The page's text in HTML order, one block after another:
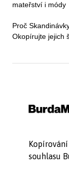
mateřství i módy
Proč
Okopírujte jejich
souhlasu